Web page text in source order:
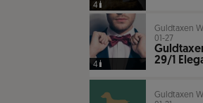
4
4
Guldtaxen
01-27
29/1
Guldtaxen